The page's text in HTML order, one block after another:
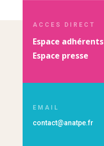
ACCES DIRECT
Espace adhérents
Espace presse
EMAIL
contact@anatpe.fr